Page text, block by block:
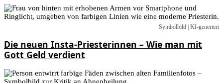
Symbolbild | KI-generiert
Die neuen Insta-Priesterinnen – Wie man mit
Gott Geld verdient